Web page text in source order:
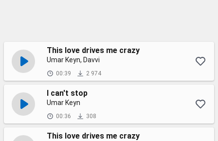
This love drives me crazy
Umar Keyn, Davvi
00:39 2 974
I can't stop
Umar Keyn
00:36 308
This love drives me crazy